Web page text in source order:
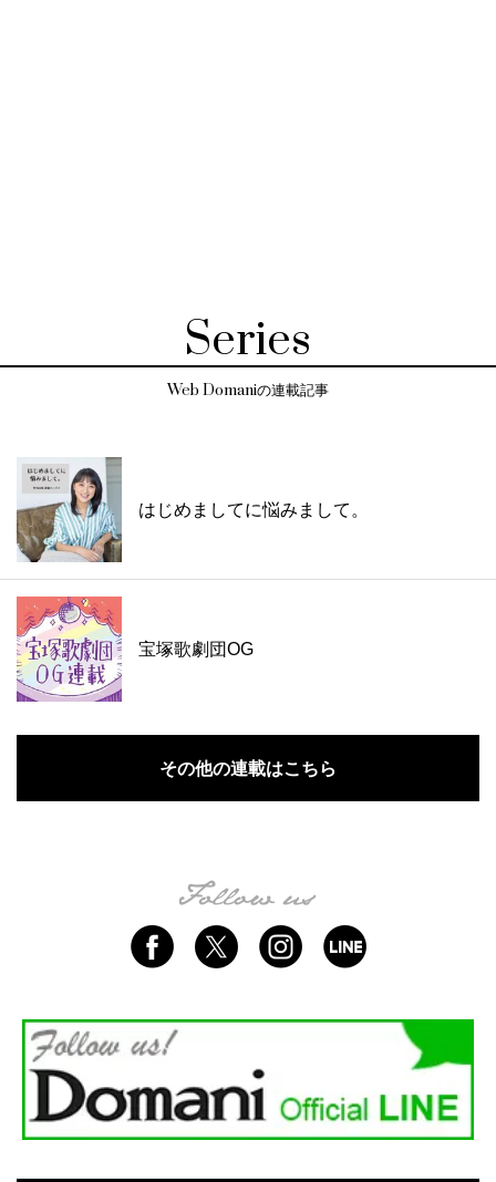
Series
Web Domaniの連載記事
はじめましてに悩みまして。
宝塚歌劇団OG
その他の連載はこちら